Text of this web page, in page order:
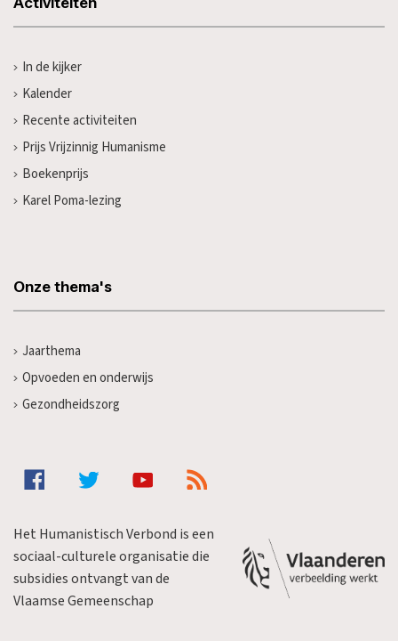
In de kijker
Kalender
Recente activiteiten
Prijs Vrijzinnig Humanisme
Boekenprijs
Karel Poma-lezing
Onze thema's
Jaarthema
Opvoeden en onderwijs
Gezondheidszorg
Het Humanistisch Verbond is een
sociaal-culturele organisatie die
subsidies ontvangt van de
Vlaamse Gemeenschap